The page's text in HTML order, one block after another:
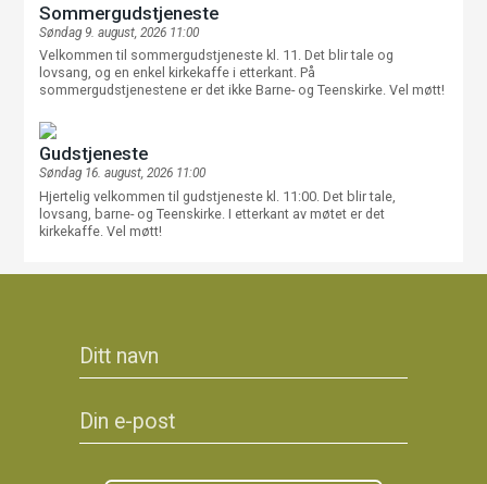
Sommergudstjeneste
Søndag 9. august, 2026 11:00
Velkommen til sommergudstjeneste kl. 11. Det blir tale og
lovsang, og en enkel kirkekaffe i etterkant. På
sommergudstjenestene er det ikke Barne- og Teenskirke. Vel møtt!
Gudstjeneste
Søndag 16. august, 2026 11:00
Hjertelig velkommen til gudstjeneste kl. 11:00. Det blir tale,
lovsang, barne- og Teenskirke. I etterkant av møtet er det
kirkekaffe. Vel møtt!